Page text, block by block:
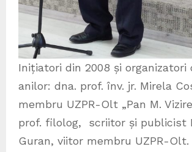
Inițiatori din 2008 și
anilor: dna. prof. înv. jr. Mirela
membru UZPR-Olt „Pan M.
prof. filolog, scriitor și publicist
Guran, viitor membru UZPR-Olt.